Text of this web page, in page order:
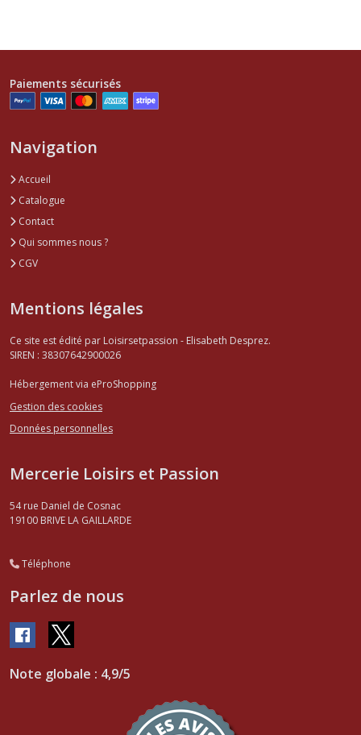
Paiements sécurisés
Navigation
Accueil
Catalogue
Contact
Qui sommes nous ?
CGV
Mentions légales
Ce site est édité par Loisirsetpassion - Elisabeth Desprez.
SIREN : 38307642900026
Hébergement via eProShopping
Gestion des cookies
Données personnelles
Mercerie Loisirs et Passion
54 rue Daniel de Cosnac
19100 BRIVE LA GAILLARDE
Téléphone
Parlez de nous
Note globale : 4,9/5